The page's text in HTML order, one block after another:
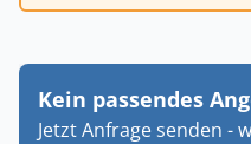
Kein passendes
Jetzt Anfrage senden -